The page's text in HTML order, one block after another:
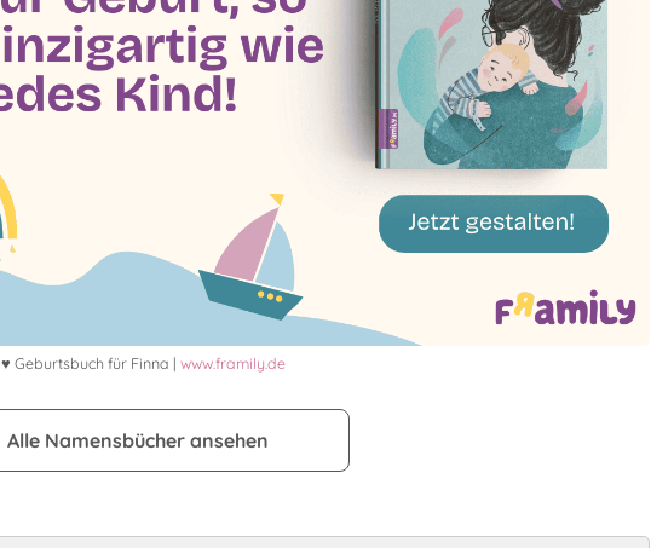
Geburtsbuch für Finna | www.framily.de
Alle Namensbücher ansehen